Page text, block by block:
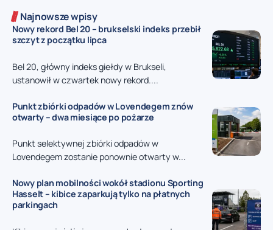
Najnowsze wpisy
Nowy rekord Bel 20 – brukselski indeks przebił
szczyt z początku lipca
Bel 20, główny indeks giełdy w Brukseli,
ustanowił w czwartek nowy rekord....
Punkt zbiórki odpadów w Lovendegem znów
otwarty – dwa miesiące po pożarze
Punkt selektywnej zbiórki odpadów w
Lovendegem zostanie ponownie otwarty w...
Nowy plan mobilności wokół stadionu Sporting
Hasselt – kibice zaparkują tylko na płatnych
parkingach